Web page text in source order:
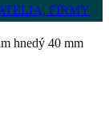
FIRMY
hnedý 40 mm